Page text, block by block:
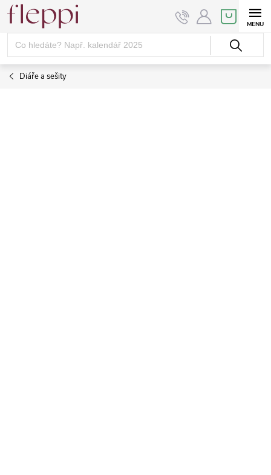
Přejít
obsah
NÁKUPNÍ
KOŠÍK
Diáře a sešity